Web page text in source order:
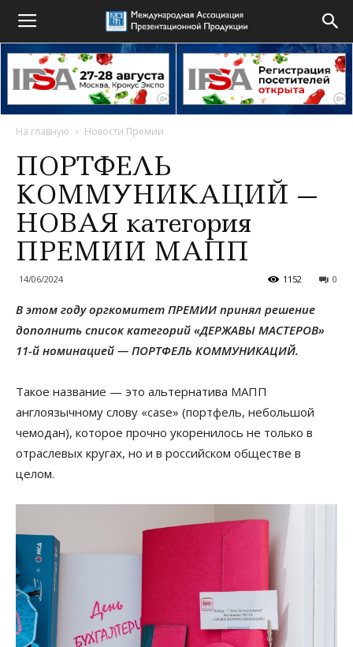
На главную Новости Премии
ПОРТФЕЛЬ
КОММУНИКАЦИЙ —
НОВАЯ категория
ПРЕМИИ МАПП
14/06/2024 0
1152
В этом году оргкомитет ПРЕМИИ принял решение
дополнить список категорий «ДЕРЖАВЫ МАСТЕРОВ»
11-й номинацией — ПОРТФЕЛЬ КОММУНИКАЦИЙ.
Такое название — это альтернатива МАПП
англоязычному слову «case» (портфель, небольшой
чемодан), которое прочно укоренилось не только в
отраслевых кругах, но и в российском обществе в
целом.